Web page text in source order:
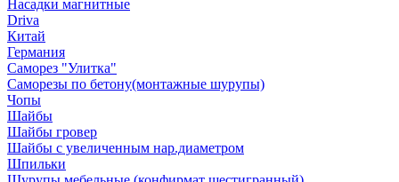
Насадки магнитные
Driva
Китай
Германия
Саморез "Улитка"
Саморезы по бетону(монтажные шурупы)
Чопы
Шайбы
Шайбы гровер
Шайбы с увеличенным нар.диаметром
Шпильки